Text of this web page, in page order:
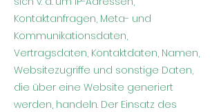
Kontaktanfragen, Meta- und
Kommunikationsdaten,
Vertragsdaten, Kontaktdaten, Namen,
Websitezugriffe und sonstige Daten,
die über eine Website generiert
werden, handeln. Der Einsatz des